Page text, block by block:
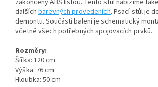
dalších barevných provedeních. Psací stůl je
demontu. Součástí balení je schematický
včetně všech potřebných spojovacích prvků.
Rozměry:
Šířka: 120 cm
Výška: 76 cm
Hloubka: 50 cm